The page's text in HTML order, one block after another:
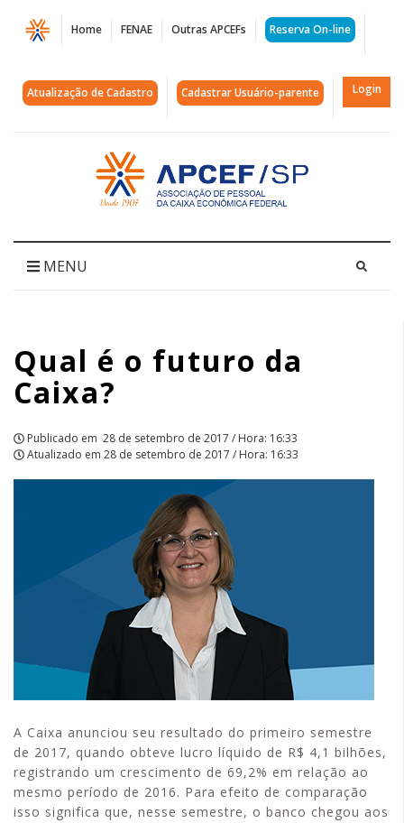
Página
Qual
Home FENAE Outras APCEFs Reserva On-line
Atualização de Cadastro Cadastrar Usuário-parente Login
Acessar
página
inicial
MENU
Qual é o futuro da
Caixa?
Publicado em 28 de setembro de 2017 / Hora: 16:33
Atualizado em 28 de setembro de 2017 / Hora: 16:33
A Caixa anunciou seu resultado do primeiro semestre
de 2017, quando obteve lucro líquido de R$ 4,1 bilhões,
registrando um crescimento de 69,2% em relação ao
mesmo período de 2016. Para efeito de comparação
isso significa que, nesse semestre, o banco chegou aos